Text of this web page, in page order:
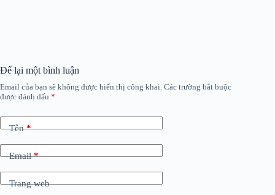
Để lại một bình luận
Email của bạn sẽ không được hiển thị công khai. Các trường bắt buộc
được đánh dấu *
Tên*
Email*
Trang web